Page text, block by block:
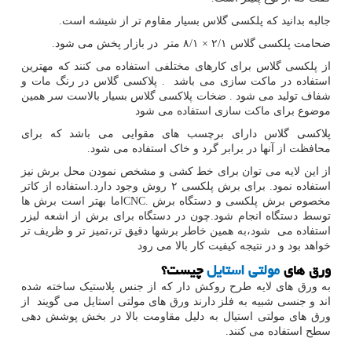
جالبه بدانید که پلکسی گلاس بسیار مقاوم تر از شیشه است.
ضحامت پلکسی گلاس ۲/۱ × ۸/۱ متر در بازار پخش می شود.
از پلکسی گلاس برای کارهای مختلفی استفاده می کنند که مهترین
استفاده در ماکت سازی می باشد
پلاکسی گلاس در رنگ مات و
شفاف تولید می شود . ضخات پلاکسی گلاس بسیار بالاست سر همین
موضوع برای ماکت سازی استفاده می شود
پلاکسی گلاس دارای برچسب های مقوایی می باشد که برای
محافظت از آنها در برابر گرد و خاک استفاده می شود.
از این لایه می توان برای خط کشی و مشخص نمودن محل برش نیز
استفاده نمود. برای برش پلکسی ۲ روش وجود دارد.استفاده از کاتر
مخصوص برش پلکسی و دستگاه برش
CNC. اما بهتر است برش ها
توسط دستگاه انجام شود.چون در دستگاه برای برش از اشعه لیزر
استفاده می شود،به همین خاطر برشها دقیق تر،تمیز تر و ظریف تر
خواهد بود و در نتیجه کیفیت کار بالا می رود
ورق هایمولتی استایلچیست؟
به ورق های لایه طرح روکش دار که از جنس پلاستیک ساخته شده
اند و جنسی شبیه به فلز دارند ورق های مولتی استایل می گویند از
ورق های مولتی استیال به دلیل مقاومت بالا در بخش پوشش دهی
سطح استفاده می کنند.